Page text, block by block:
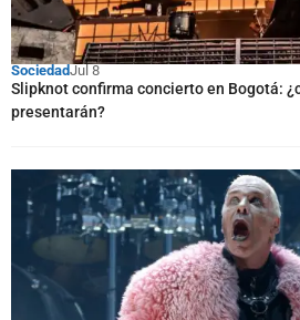
SociedadJul 8
Slipknot confirma concierto en Bogotá:
presentarán?